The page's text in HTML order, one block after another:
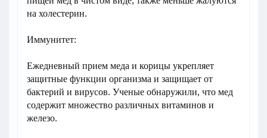
на холестерин.
Иммунитет:
Ежедневный прием меда и корицы укрепляет
защитные функции организма и защищает от
бактерий и вирусов. Ученые обнаружили, что мед
содержит множество различных витаминов и
железо.